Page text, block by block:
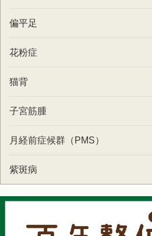
偏平足
花粉症
猫背
子宮筋腫
月経前症候群（PMS）
紫斑病